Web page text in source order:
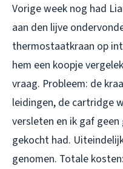
Vorige week nog had
aan den lijve
thermostaatkraan op
hem een koopje
vraag. Probleem: de
leidingen, de cartridge
versleten en ik gaf
gekocht had.
genomen. Totale